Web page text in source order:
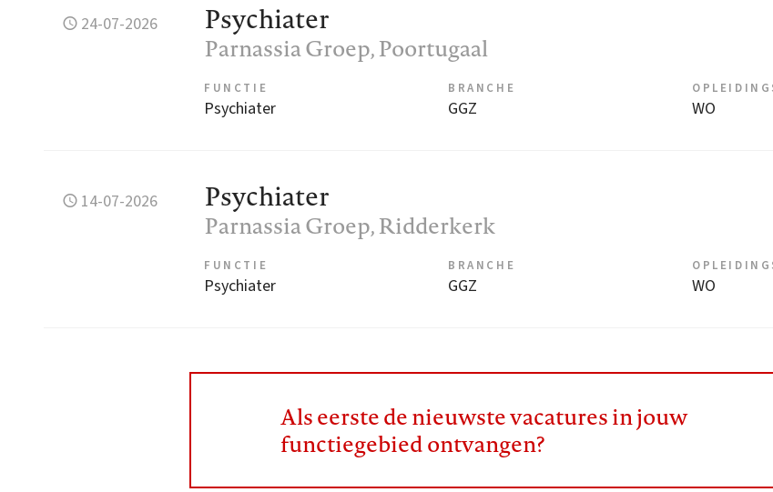
24-07-2026 Psychiater
Parnassia Groep, Poortugaal
FUNCTIE
Psychiater
BRANCHE
GGZ WO
14-07-2026 Psychiater
Parnassia Groep, Ridderkerk
FUNCTIE
Psychiater
BRANCHE
GGZ WO
Als eerste de nieuwste vacatures in jouw
functiegebied ontvangen?